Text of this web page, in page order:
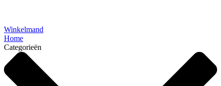
Winkelmand
Home
Categorieën